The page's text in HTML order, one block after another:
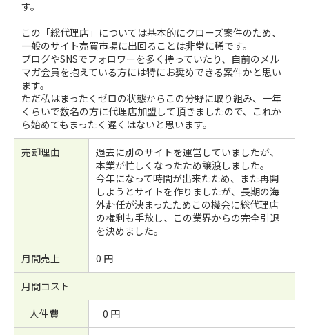
す。
この「総代理店」については基本的にクローズ案件のため、
一般のサイト売買市場に出回ることは非常に稀です。
ブログやSNSでフォロワーを多く持っていたり、自前のメル
マガ会員を抱えている方には特にお奨めできる案件かと思い
ます。
ただ私はまったくゼロの状態からこの分野に取り組み、一年
くらいで数名の方に代理店加盟して頂きましたので、これか
ら始めてもまったく遅くはないと思います。
売却理由
過去に別のサイトを運営していましたが、
本業が忙しくなったため譲渡しました。
今年になって時間が出来たため、また再開
しようとサイトを作りましたが、長期の海
外赴任が決まったためこの機会に総代理店
の権利も手放し、この業界からの完全引退
を決めました。
月間売上
0 円
月間コスト
人件費
0 円